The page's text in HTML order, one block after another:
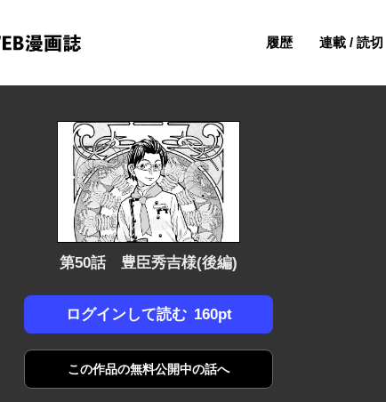
履歴 連載 / 読切
第50話 豊臣秀吉様(後編)
ログインして読む 160pt
この作品の無料公開中の話へ